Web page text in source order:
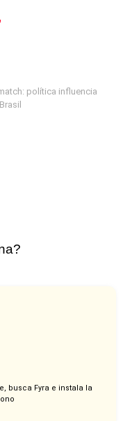
política influencia
busca Fyra e instala la